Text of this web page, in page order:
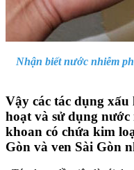
Nhận biết nước nhiễm
Vậy các tác dụng
hoạt và sử dụng nước
khoan có chứa kim
Gòn và ven Sài Gòn